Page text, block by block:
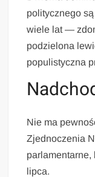
politycznego
wiele lat —
podzielona
populistyczna
Nie ma
Zjednoczenia
parlamentarne,
lipca.